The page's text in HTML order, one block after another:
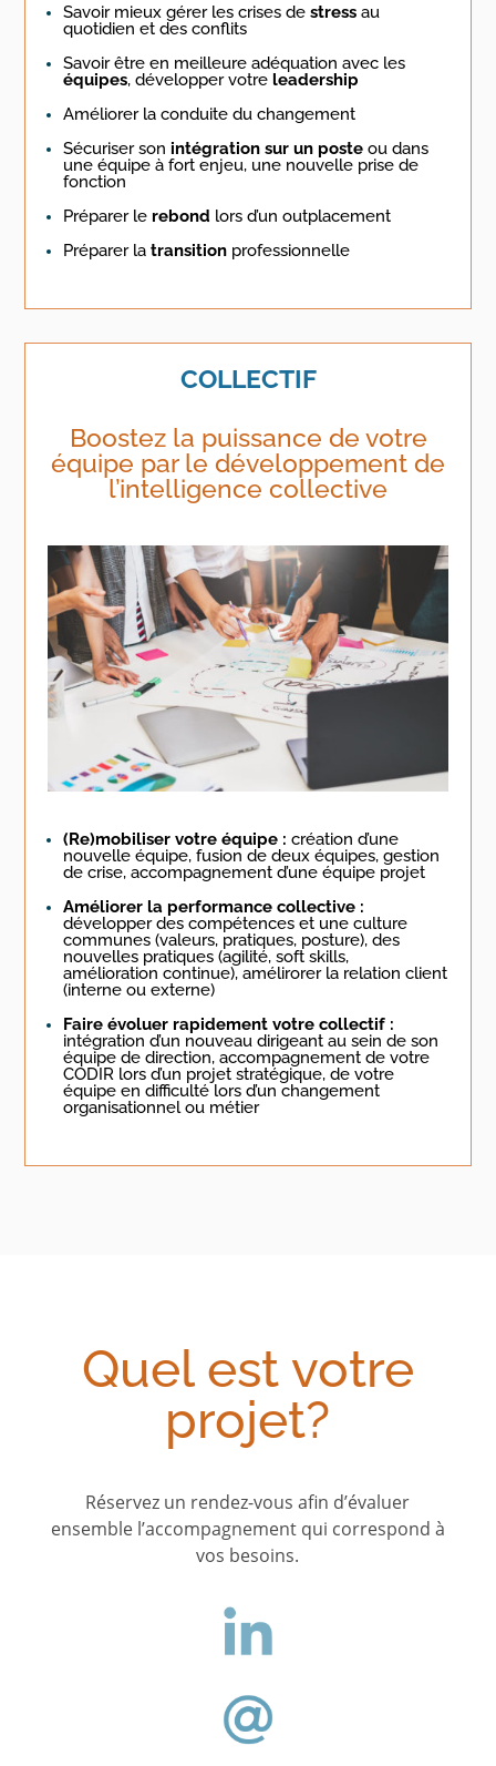
Savoir mieux gérer les crises destress au
quotidien et des conflits
Savoir être en meilleure adéquation avec les
équipes, développer votreleadership
Améliorer la conduite du changement
Sécuriser son intégration sur un poste ou dans
une équipe à fort enjeu, une nouvelle prise de
fonction
Préparer le rebond lors d’un outplacement
Préparer latransition professionnelle
COLLECTIF
Boostez la puissance de votre
équipe par le développement de
l’intelligence collective
(Re)mobiliser votre équipe : création d’une
nouvelle équipe, fusion de deux équipes, gestion
de crise, accompagnement d’une équipe projet
Améliorer la performance collective :
développer des compétences et une culture
communes (valeurs, pratiques, posture), des
nouvelles pratiques (agilité, soft skills,
amélioration continue), amélirorer la relation client
(interne ou externe)
Faire évoluer rapidement votre collectif :
intégration d’un nouveau dirigeant au sein de son
équipe de direction, accompagnement de votre
CODIR lors d’un projet stratégique, de votre
équipe en difficulté lors d’un changement
organisationnel ou métier
Quel est votre
projet?
Réservez un rendez-vous afin d’évaluer
ensemble l’accompagnement qui correspond à
vos besoins.